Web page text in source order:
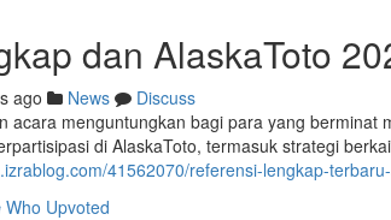
dan AlaskaToto
ago News
Discuss
acara menguntungkan bagi para yang
di AlaskaToto, termasuk strategi
41562070/referensi-lengkap-
Who Upvoted